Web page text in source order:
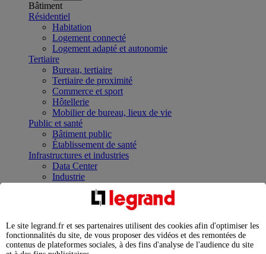
Bâtiment
Résidentiel
Habitation
Logement connecté
Logement adapté et autonomie
Tertiaire
Bureau, tertiaire
Tertiaire de proximité
Commerce et sport
Hôtellerie
Mobilier de bureau, lieux de vie
Public et santé
Bâtiment public
Établissement de santé
Infrastructures et industries
Data Center
Industrie
Infrastructures
Contrôler et planifier le fonctionnement des appareils
Répartir et optimiser son tableau électrique
Legrand Data Center Solutions : concentrer les
expertises au service de vos performances
Le site legrand.fr et ses partenaires utilisent des cookies afin d'optimiser les
fonctionnalités du site, de vous proposer des vidéos et des remontées de
contenus de plateformes sociales, à des fins d'analyse de l'audience du site